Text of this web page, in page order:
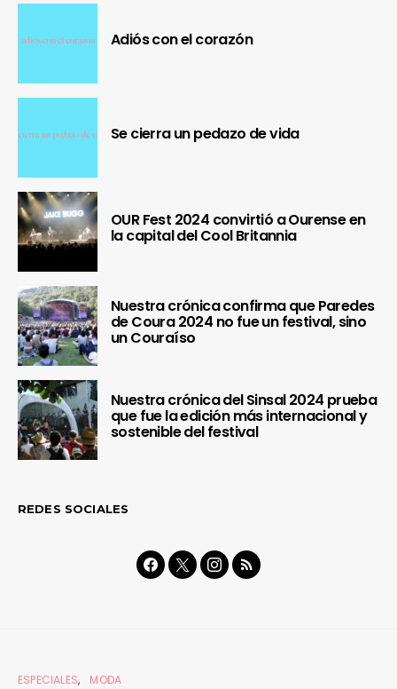
Adiós con el corazón
Se cierra un pedazo de vida
OUR Fest 2024 convirtió a Ourense en
la capital del Cool Britannia
Nuestra crónica confirma que Paredes
de Coura 2024 no fue un festival, sino
un Couraíso
Nuestra crónica del Sinsal 2024 prueba
que fue la edición más internacional y
sostenible del festival
REDES SOCIALES
ESPECIALES MODA